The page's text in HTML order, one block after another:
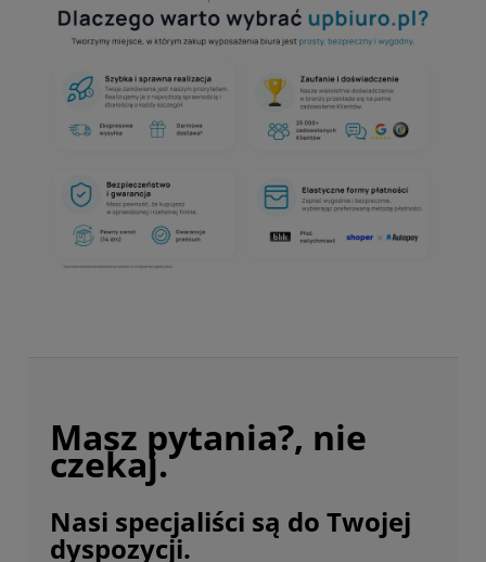
Masz pytania?, nie
czekaj.
Nasi specjaliści są do Twojej
dyspozycji.